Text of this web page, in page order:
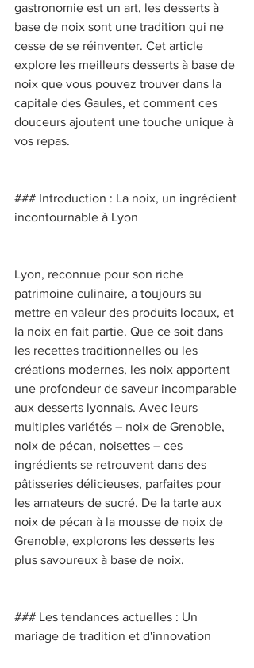
gastronomie est un art, les desserts à
base de noix sont une tradition qui ne
cesse de se réinventer. Cet article
explore les meilleurs desserts à base de
noix que vous pouvez trouver dans la
capitale des Gaules, et comment ces
douceurs ajoutent une touche unique à
vos repas.
### Introduction : La noix, un ingrédient
incontournable à Lyon
Lyon, reconnue pour son riche
patrimoine culinaire, a toujours su
mettre en valeur des produits locaux, et
la noix en fait partie. Que ce soit dans
les recettes traditionnelles ou les
créations modernes, les noix apportent
une profondeur de saveur incomparable
aux desserts lyonnais. Avec leurs
multiples variétés – noix de Grenoble,
noix de pécan, noisettes – ces
ingrédients se retrouvent dans des
pâtisseries délicieuses, parfaites pour
les amateurs de sucré. De la tarte aux
noix de pécan à la mousse de noix de
Grenoble, explorons les desserts les
plus savoureux à base de noix.
### Les tendances actuelles : Un
mariage de tradition et d'innovation